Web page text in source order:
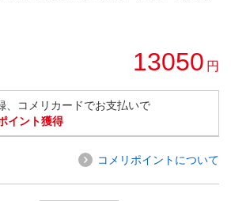
13050 円
、コメリカードでお支払いで
イント獲得
コメリポイントについて